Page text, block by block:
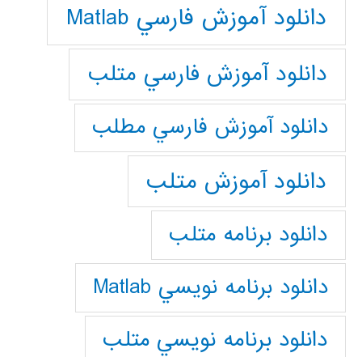
دانلود آموزش فارسي Matlab
دانلود آموزش فارسي متلب
دانلود آموزش فارسي مطلب
دانلود آموزش متلب
دانلود برنامه متلب
دانلود برنامه نويسي Matlab
دانلود برنامه نويسي متلب